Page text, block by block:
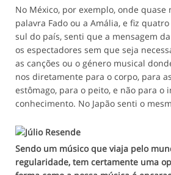
No México, por exemplo, onde quase
palavra Fado ou a Amália, e fiz
sul do país, senti que a mensagem
os espectadores sem que seja
as canções ou o género musical
nos diretamente para o corpo, para
estômago, para o peito, e não para o
conhecimento. No Japão senti o
Sendo um músico que viaja pelo
regularidade, tem certamente uma